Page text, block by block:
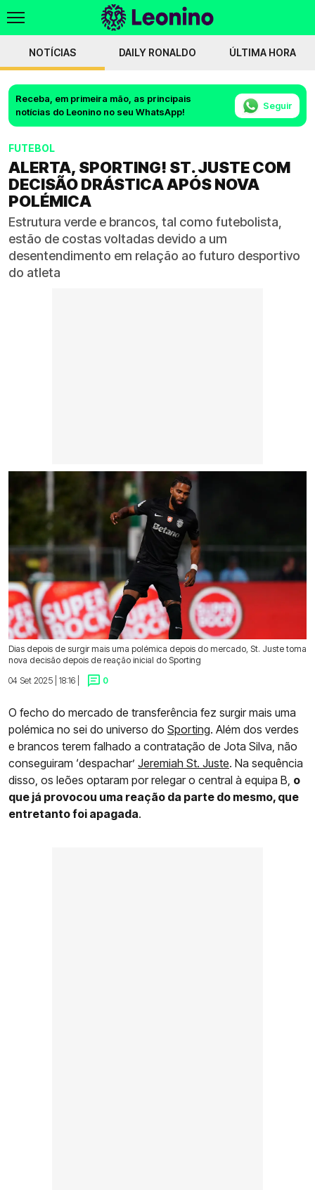
NOTÍCIAS DAILY RONALDO ÚLTIMA HORA
Receba, em primeira mão, as principais
notícias do Leonino no seu WhatsApp!
Seguir
FUTEBOL
ALERTA, SPORTING! ST. JUSTE COM
DECISÃO DRÁSTICA APÓS NOVA
POLÉMICA
Estrutura verde e brancos, tal como futebolista,
estão de costas voltadas devido a um
desentendimento em relação ao futuro desportivo
do atleta
Dias depois de surgir mais uma polémica depois do mercado, St. Juste toma
nova decisão depois de reação inicial do Sporting
04 Set 2025 | 18:16 |
0
O fecho do mercado de transferência fez surgir mais uma
polémica no sei do universo do Sporting. Além dos verdes
e brancos terem falhado a contratação de Jota Silva, não
conseguiram ‘despachar’ Jeremiah St. Juste. Na sequência
disso, os leões optaram por relegar o central à equipa B, o
que já provocou uma reação da parte do mesmo, que
entretanto foi apagada.